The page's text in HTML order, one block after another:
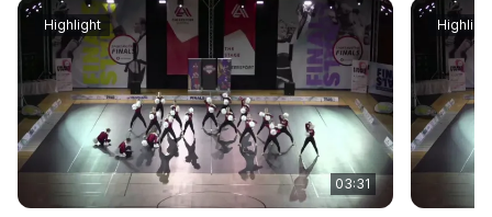
Highlight
03:31